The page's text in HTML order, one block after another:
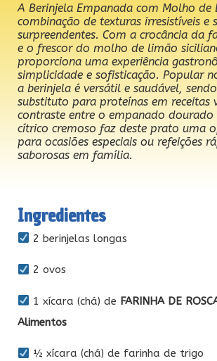
A Berinjela Empanada com Molho de
combinação de texturas irresistíveis e
surpreendentes. Com a crocância da
e o frescor do molho de limão
proporciona uma experiência
simplicidade e sofisticação. Popular
a berinjela é versátil e saudável,
substituto para proteínas em receitas
contraste entre o empanado
cítrico cremoso faz deste prato uma
para ocasiões especiais ou refeições
saborosas em família.
Ingredientes
2 berinjelas longas
2 ovos
1 xícara (chá) de FARINHA DE
Alimentos
½ xícara (chá) de farinha de trigo